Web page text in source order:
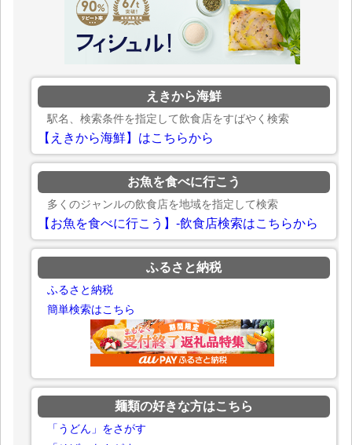
えきから海鮮
駅名、検索条件を指定して飲食店をすばやく検索
【えきから海鮮】はこちらから
お魚を食べに行こう
多くのジャンルの飲食店を地域を指定して検索
【お魚を食べに行こう】-飲食店検索はこちらから
ふるさと納税
ふるさと納税
簡単検索はこちら
麺類の好きな方はこちら
「うどん」をさがす